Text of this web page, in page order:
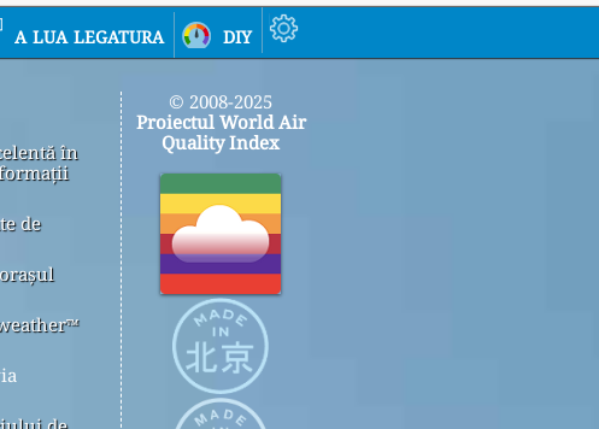
a lua legatura diy
în
de
© 2008-2025
Proiectul World Air
Quality Index